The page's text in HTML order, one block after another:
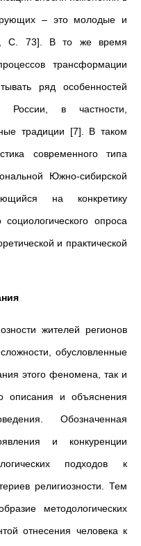
– это молодые и
C. 73]. В то же время
трансформации
ряд особенностей
России, в частности,
традиции [7]. В таком
современного типа
Южно-сибирской
на конкретику
опроса
и практической
жителей регионов
обусловленные
этого феномена, так и
описания и объяснения
Обозначенная
и конкуренции
подходов к
религиозности. Тем
методологических
отнесения человека к